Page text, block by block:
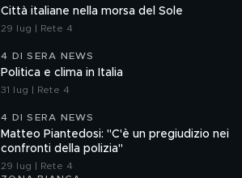
Città italiane nella morsa del Sole
29 lug | Rete 4
4 DI SERA NEWS
Politica e clima in Italia
31 lug | Rete 4
4 DI SERA NEWS
Matteo Piantedosi: "C'è un pregiudizio nei
confronti della polizia"
29 lug | Rete 4